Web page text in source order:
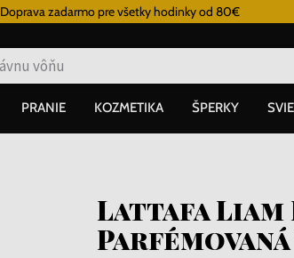
Doprava zadarmo pre všetky hodinky od 80€
PRANIE KOZMETIKA ŠPERKY
Lattafa Liam